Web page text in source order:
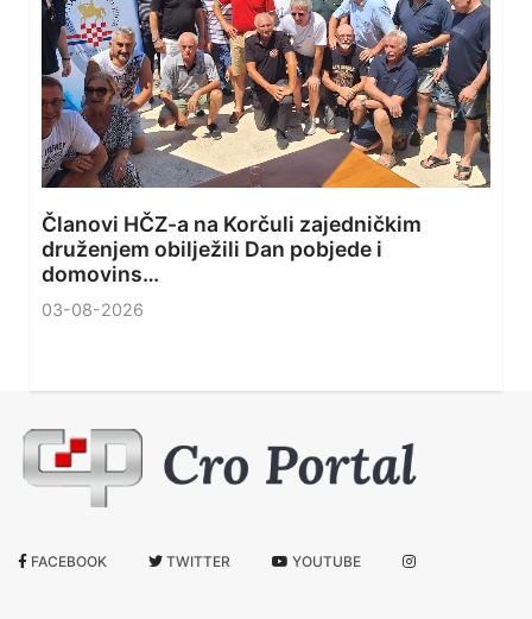
Članovi HČZ-a na Korčuli zajedničkim
druženjem obilježili Dan pobjede i
domovins…
03-08-2026
FACEBOOK TWITTER YOUTUBE